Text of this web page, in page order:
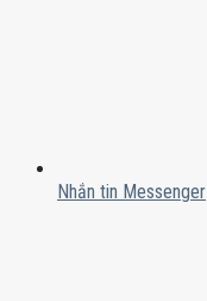
Nhắn tin Messenger